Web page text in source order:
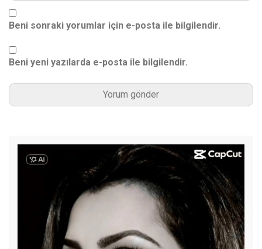
Beni sonraki yorumlar için e-posta ile bilgilendir.
Beni yeni yazılarda e-posta ile bilgilendir.